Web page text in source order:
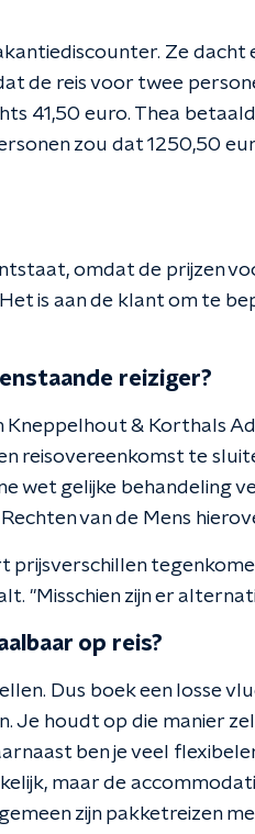
Ze dacht
de reis voor twee
41,50 euro. Thea
zou dat 1250,50
omdat de prijzen
is aan de klant om te
reiziger?
Kneppelhout & Korthals
reisovereenkomst te
wet gelijke behandeling
van de Mens
prijsverschillen
"Misschien zijn er
op reis?
Dus boek een losse
Je houdt op die manier
ben je veel
maar de
zijn pakketreizen